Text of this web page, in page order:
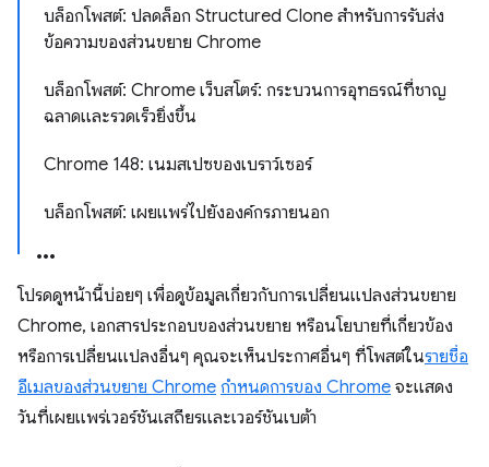
บล็อกโพสต์: ปลดล็อก Structured Clone สำหรับการรับส่ง
ข้อความของส่วนขยาย Chrome
บล็อกโพสต์: Chrome เว็บสโตร์: กระบวนการอุทธรณ์ที่ชาญ
ฉลาดและรวดเร็วยิ่งขึ้น
Chrome 148: เนมสเปซของเบราว์เซอร์
บล็อกโพสต์: เผยแพร่ไปยังองค์กรภายนอก
โปรดดูหน้านี้บ่อยๆ เพื่อดูข้อมูลเกี่ยวกับการเปลี่ยนแปลงส่วนขยาย
Chrome, เอกสารประกอบของส่วนขยาย หรือนโยบายที่เกี่ยวข้อง
หรือการเปลี่ยนแปลงอื่นๆ คุณจะเห็นประกาศอื่นๆ ที่โพสต์ในรายชื่อ
อีเมลของส่วนขยาย Chrome กำหนดการของ Chrome จะแสดง
วันที่เผยแพร่เวอร์ชันเสถียรและเวอร์ชันเบต้า